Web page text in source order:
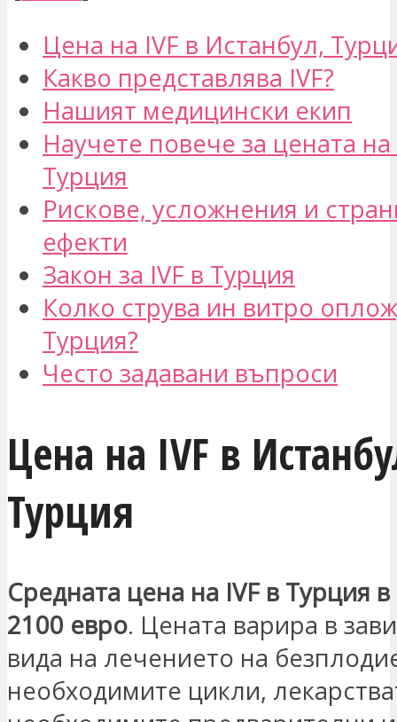
Цена на IVF в Истанбул,
Какво представлява IVF?
Нашият медицински екип
Научете повече за цената на
Турция
Рискове, усложнения и
ефекти
Закон за IVF в Турция
Колко струва ин витро
Турция?
Често задавани въпроси
Цена на IVF в
Турция
Средната цена на IVF в Турция
2100 евро. Цената варира в
вида на лечението на
необходимите цикли,